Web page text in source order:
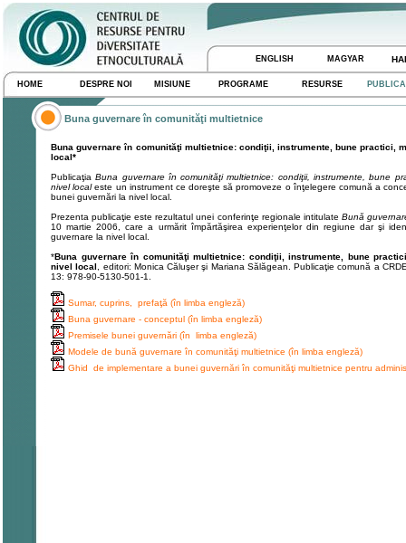
ENGLISH MAGYAR
HOME DESPRE NOI MISIUNE PROGRAME RESURSE
Buna guvernare în comunităţi multietnice
Buna guvernare în comunităţi multietnice: condiţii, instrumente, bune practici,
local*
PublicaţiaBuna guvernare în comunităţi multietnice: condiţii, instrumente, bune
nivel localeste un instrument ce doreşte să promoveze o înţelegere comună a
bunei guvernări la nivel local.
Prezenta publicaţie este rezultatul unei conferinţe regionale intitulate Bună
10 martie 2006, care a urmărit împărtăşirea experienţelor din regiune dar şi
guvernare la nivel local.
*Buna guvernare în comunităţi multietnice: condiţii, instrumente, bune
nivel local
, editori: Monica Căluşer şi Mariana Sălăgean. Publicaţie comună a
13: 978-90-5130-501-1.
Sumar, cuprins, prefaţă (în limba engleză)
Buna guvernare - conceptul (în limba engleză)
Premisele bunei guvernări (în limba engleză)
Modele de bună guvernare în comunităţi multietnice (în limba engleză)
Ghid de implementare a bunei guvernări în comunităţi multietnice pentru